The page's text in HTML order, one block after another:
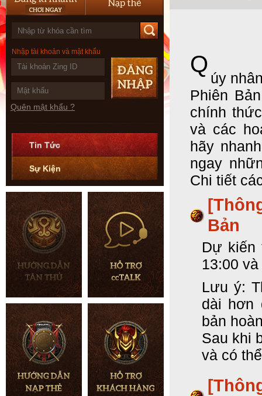
Nhập tài khoản và mật khẩu
Quên mật khẩu ?
Tin Tức
Sự Kiện
Q
úy
Phiên
chính
và các
hãy
ngay
Chi tiết
Bản
Dự kiến
13:00
Lưu ý:
dài hơn
bản
Sau khi
và có